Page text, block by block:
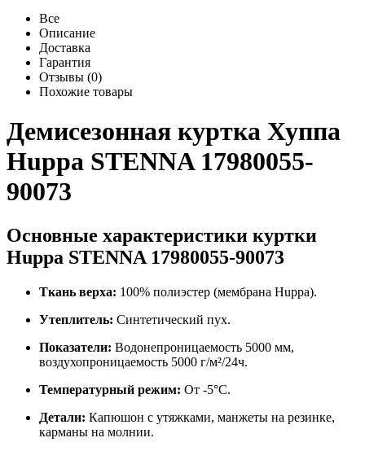
Все
Описание
Доставка
Гарантия
Отзывы (0)
Похожие товары
Демисезонная куртка Хуппа
Huppa STENNA 17980055-
90073
Основные характеристики куртки
Huppa STENNA 17980055-90073
Ткань верха: 100% полиэстер (мембрана Huppa).
Утеплитель: Синтетический пух.
Показатели: Водонепроницаемость 5000 мм,
воздухопроницаемость 5000 г/м²/24ч.
Температурный режим: От -5°C.
Детали: Капюшон с утяжками, манжеты на резинке,
карманы на молнии.